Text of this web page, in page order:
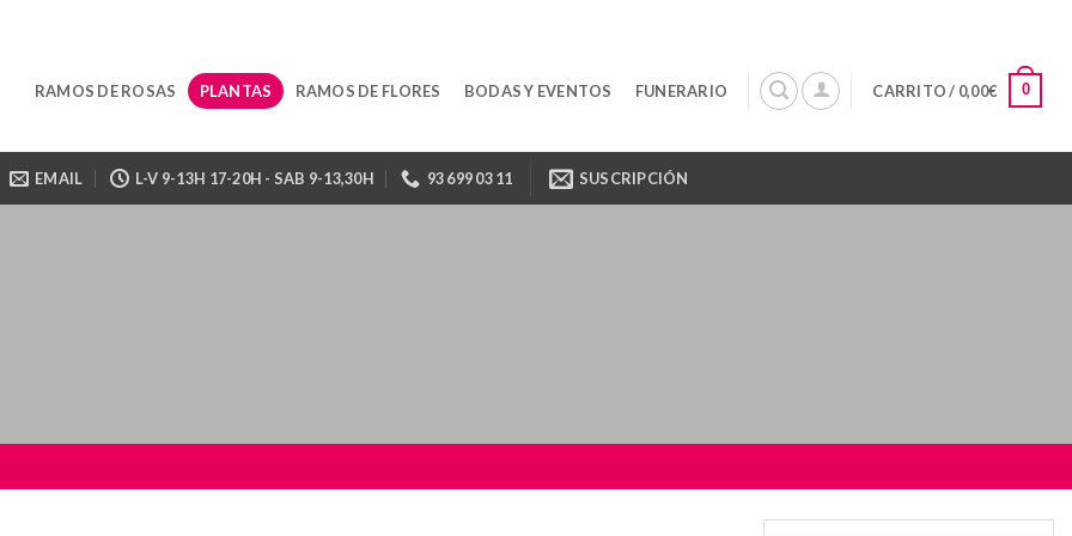
RAMOS DE ROSAS PLANTAS RAMOS DE FLORES BODAS Y EVENTOS FUNERARIO CARRITO / 0,00€ 0
EMAIL L-V 9-13H 17-20H - SAB 9-13,30H 93 699 03 11 SUSCRIPCIÓN